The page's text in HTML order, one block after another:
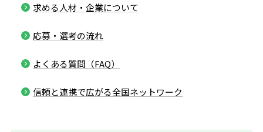
求める人材・企業について
応募・選考の流れ
よくある質問（FAQ）
信頼と連携で広がる全国ネットワーク